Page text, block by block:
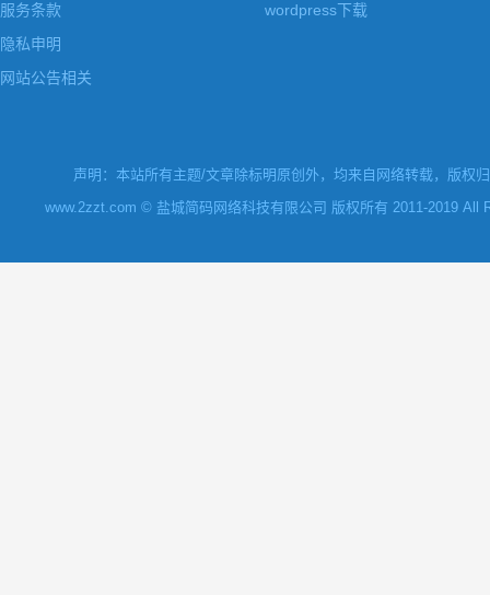
服务条款
隐私申明
网站公告相关
wordpress下载
声明：本站所有主题/文章除标明原创外，均来自网络转载，版权
www.2zzt.com © 盐城简码网络科技有限公司 版权所有 2011-2019